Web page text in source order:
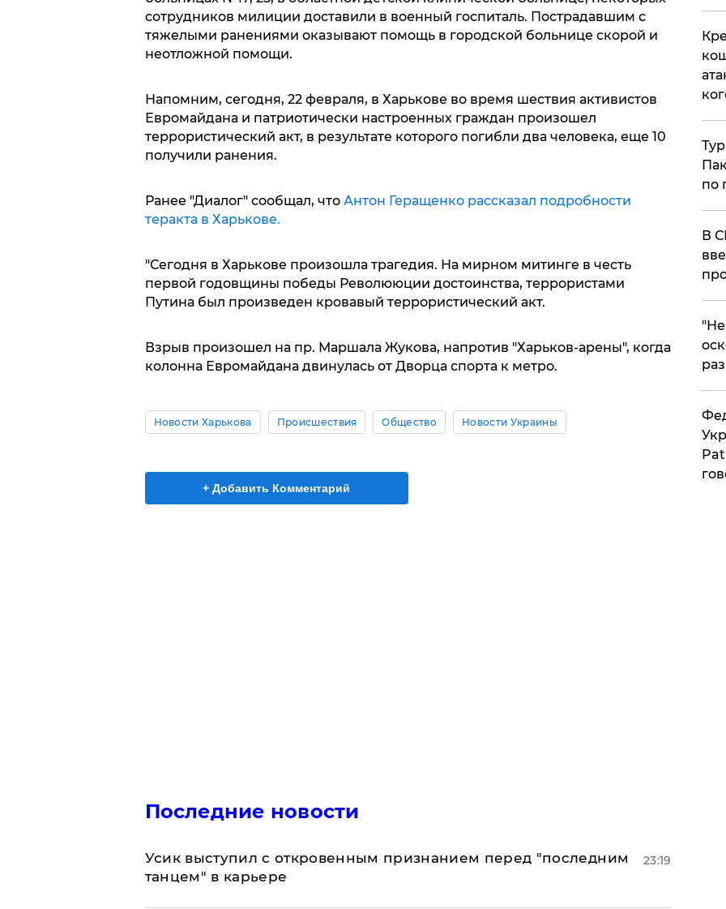
сотрудников милиции доставили в военный госпиталь. Пострадавшим с
тяжелыми ранениями оказывают помощь в городской больнице скорой и
неотложной помощи.
Напомним, сегодня, 22 февраля, в Харькове во время шествия активистов
Евромайдана и патриотически настроенных граждан произошел
террористический акт, в результате которого погибли два человека, еще 10
получили ранения.
Ранее "Диалог" сообщал, что Антон Геращенко рассказал подробности
теракта в Харькове.
"Сегодня в Харькове произошла трагедия. На мирном митинге в честь
первой годовщины победы Револююции достоинства, террористами
Путина был произведен кровавый террористический акт.
Взрыв произошел на пр. Маршала Жукова, напротив "Харьков-арены", когда
колонна Евромайдана двинулась от Дворца спорта к метро.
Новости Харькова Происшествия Общество Новости Украины
+ Добавить Комментарий
Последние новости
Усик выступил с откровенным признанием перед "последним
танцем" в карьере
23:19
по
В